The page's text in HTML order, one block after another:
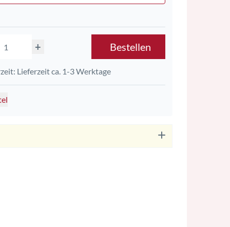
+ Bestellen
Lieferzeit ca. 1-3 Werktage